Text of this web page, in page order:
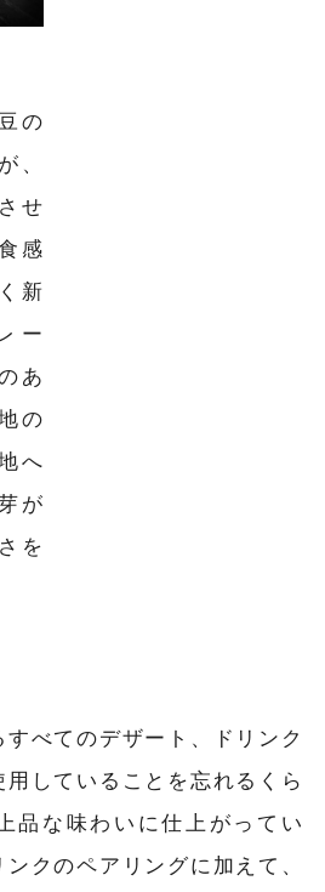
の
、
せ
感
新
ー
あ
の
へ
が
を
べてのデザート、ドリンク
していることを忘れるくら
品な味わいに仕上がってい
クのペアリングに加えて、